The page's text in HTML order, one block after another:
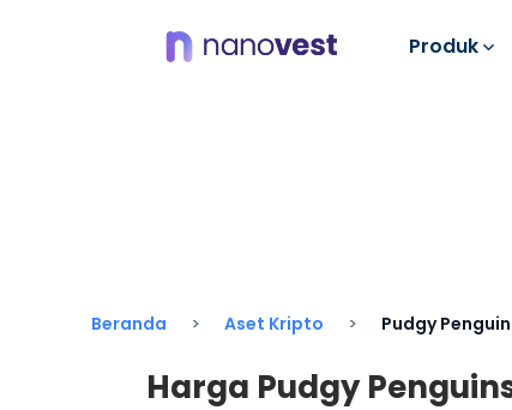
Produk
Beranda Aset Kripto Pudgy
Harga Pudgy